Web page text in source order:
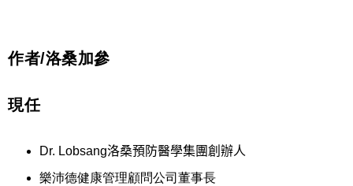
作者/洛桑加參
現任
Dr. Lobsang洛桑預防醫學集團創辦人
樂沛德健康管理顧問公司董事長